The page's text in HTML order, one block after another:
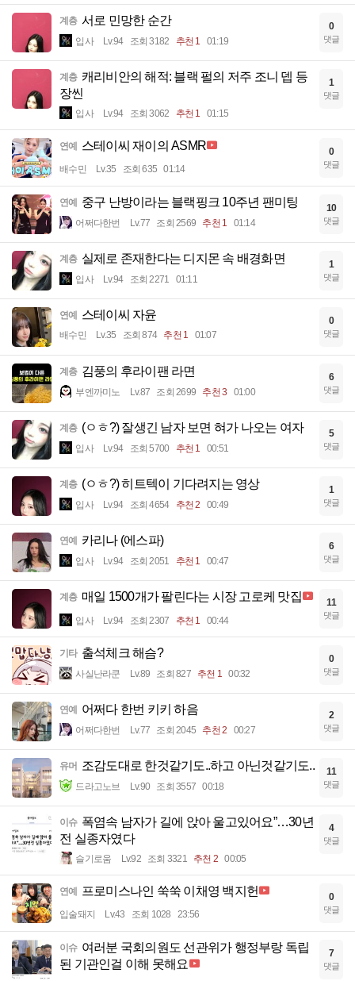
계층 서로 민망한 순간
입사 Lv.94 조회 3182 추천 1 01:19
0
댓글
계층 캐리비안의 해적: 블랙 펄의 저주 조니 뎁 등
장씬
입사 Lv.94 조회 3062 추천 1 01:15
1
댓글
연예 스테이씨 재이의 ASMR
배수민 Lv.35 조회 635 01:14
0
댓글
연예 중구 난방이라는 블랙핑크 10주년 팬미팅
어쩌다한번 Lv.77 조회 2569 추천 1 01:14
10
댓글
계층 실제로 존재한다는 디지몬 속 배경화면
입사 Lv.94 조회 2271 01:11
1
댓글
연예 스테이씨 자윤
배수민 Lv.35 조회 874 추천 1 01:07
0
댓글
계층 김풍의 후라이팬 라면
부엔까미노 Lv.87 조회 2699 추천 3 01:00
6
댓글
계층 (ㅇㅎ?) 잘생긴 남자 보면 혀가 나오는 여자
입사 Lv.94 조회 5700 추천 1 00:51
5
댓글
계층 (ㅇㅎ?) 히트텍이 기다려지는 영상
입사 Lv.94 조회 4654 추천 2 00:49
1
댓글
연예 카리나 (에스파)
입사 Lv.94 조회 2051 추천 1 00:47
6
댓글
계층 매일 1500개가 팔린다는 시장 고로케 맛집
입사 Lv.94 조회 2307 추천 1 00:44
11
댓글
기타 출석체크 해슴?
사실난라쿤 Lv.89 조회 827 추천 1 00:32
0
댓글
연예 어쩌다 한번 키키 하음
어쩌다한번 Lv.77 조회 2045 추천 2 00:27
2
댓글
유머 조감도대로 한것같기도..하고 아닌것같기도..
드라고노브 Lv.90 조회 3557 00:18
11
댓글
이슈 폭염속 남자가 길에 앉아 울고있어요”…30년
전 실종자였다
슬기로움 Lv.92 조회 3321 추천 2 00:05
4
댓글
연예 프로미스나인 쑥쑥 이채영 백지헌
입술돼지 Lv.43 조회 1028 23:56
0
댓글
이슈 여러분 국회의원도 선관위가 행정부랑 독립
된 기관인걸 이해 못해요
7
댓글